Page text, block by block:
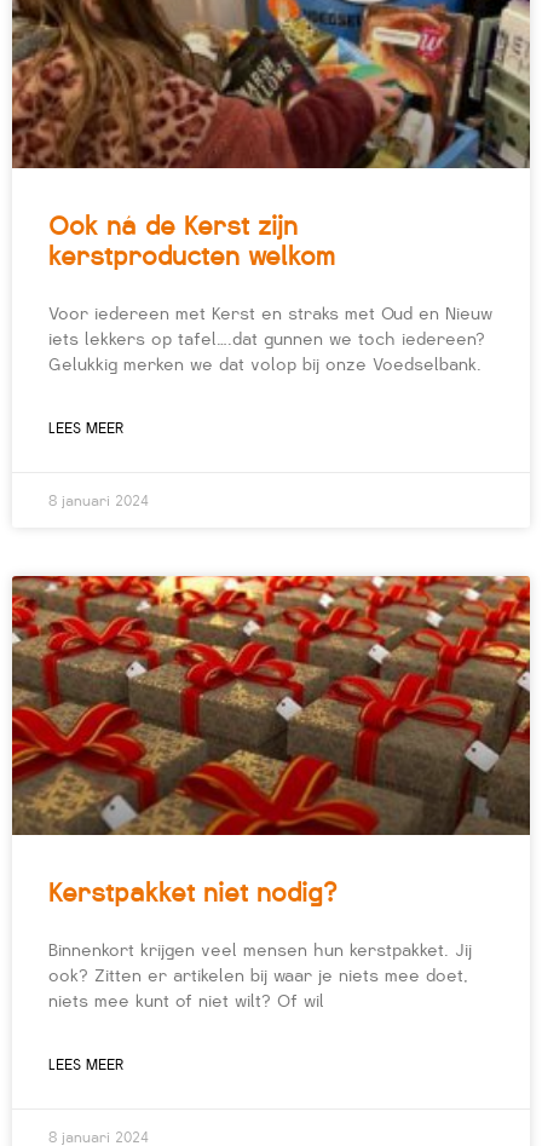
Ook ná de Kerst zijn
kerstproducten welkom
Voor iedereen met Kerst en straks met Oud en Nieuw
iets lekkers op tafel….dat gunnen we toch iedereen?
Gelukkig merken we dat volop bij onze Voedselbank.
LEES MEER
8 januari 2024
Kerstpakket niet nodig?
Binnenkort krijgen veel mensen hun kerstpakket. Jij
ook? Zitten er artikelen bij waar je niets mee doet,
niets mee kunt of niet wilt? Of wil
LEES MEER
8 januari 2024